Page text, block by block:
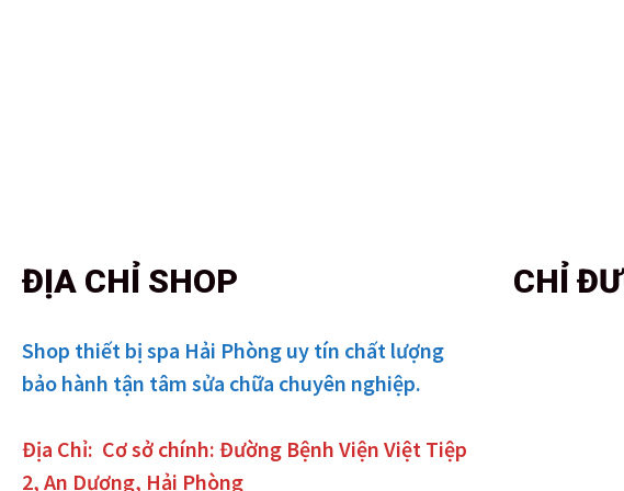
ĐỊA CHỈ SHOP
Shop thiết bị spa Hải Phòng uy tín chất lượng
bảo hành tận tâm sửa chữa chuyên nghiệp.
Địa Chỉ: Cơ sở chính: Đường Bệnh Viện Việt Tiệp
2, An Dương, Hải Phòng
CHỈ